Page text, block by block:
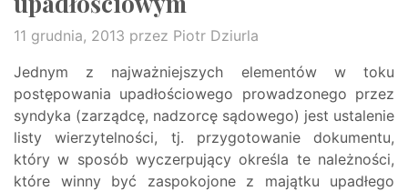
11 grudnia, 2013 przez Piotr Dziurla
Jednym z najważniejszych elementów w toku
postępowania upadłościowego prowadzonego przez
syndyka (zarządcę, nadzorcę sądowego) jest ustalenie
listy wierzytelności, tj. przygotowanie dokumentu,
który w sposób wyczerpujący określa te należności,
które winny być zaspokojone z majątku upadłego